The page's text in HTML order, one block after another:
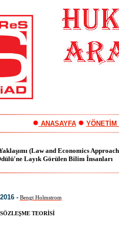
ANASAYFA
(Law and Economics
Layık Görülen Bilim İnsanları
2016 - Bengt Holmstrom
SÖZLEŞME TEORİSİ